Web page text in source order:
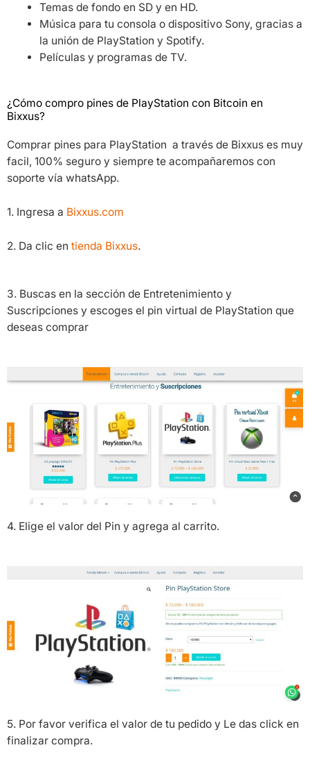
Temas de fondo en SD y en HD.
Música para tu consola o dispositivo Sony, gracias a
la unión de PlayStation y Spotify.
Películas y programas de TV.
¿Cómo compro pines de PlayStation con Bitcoin en
Bixxus?
Comprar pines para PlayStation a través de Bixxus es muy
facil, 100% seguro y siempre te acompañaremos con
soporte vía whatsApp.
1. Ingresa a Bixxus.com
2. Da clic en tienda Bixxus.
3. Buscas en la sección de Entretenimiento y
Suscripciones y escoges el pin virtual de PlayStation que
deseas comprar
4. Elige el valor del Pin y agrega al carrito.
5. Por favor verifica el valor de tu pedido y Le das click en
finalizar compra.